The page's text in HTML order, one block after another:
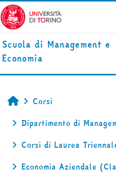
Vai al contenuto principale
Scuola di Management e
Economia
Home
Corsi
Dipartimento di
Corsi di Laurea
Economia Aziendale